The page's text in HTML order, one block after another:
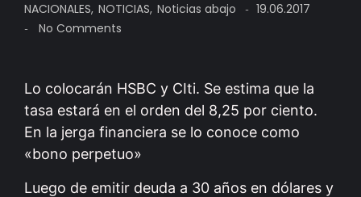
NACIONALES, NOTICIAS, Noticias abajo - 19.06.2017
- No Comments
Lo colocarán HSBC y CIti. Se estima que la
tasa estará en el orden del 8,25 por ciento.
En la jerga financiera se lo conoce como
«bono perpetuo»
Luego de emitir deuda a 30 años en dólares y